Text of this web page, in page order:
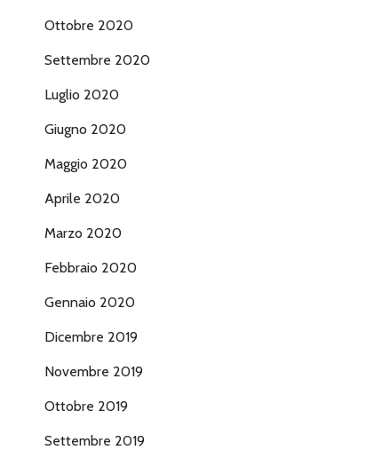
Ottobre 2020
Settembre 2020
Luglio 2020
Giugno 2020
Maggio 2020
Aprile 2020
Marzo 2020
Febbraio 2020
Gennaio 2020
Dicembre 2019
Novembre 2019
Ottobre 2019
Settembre 2019